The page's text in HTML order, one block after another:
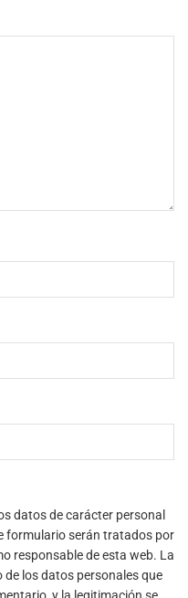
datos de carácter personal
formulario serán tratados por
responsable de esta web. La
los datos personales que
y la legitimación se